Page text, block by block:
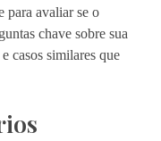
para avaliar se o
chave sobre sua
casos similares que